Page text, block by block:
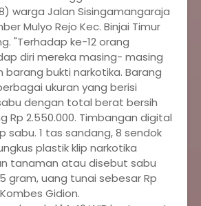
warga Jalan Sisingamangaraja
Mulyo Rejo Kec. Binjai Timur
"Terhadap ke-12 orang
diri mereka masing- masing
barang bukti narkotika. Barang
ukuran yang berisi
dengan total berat bersih
Rp 2.550.000. Timbangan digital
sabu. 1 tas sandang, 8 sendok
plastik klip narkotika
tanaman atau disebut sabu
gram, uang tunai sebesar Rp
Gidion.